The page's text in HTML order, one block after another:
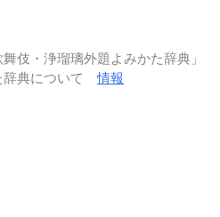
伎・浄瑠璃外題よみかた辞典」
辞典について情報